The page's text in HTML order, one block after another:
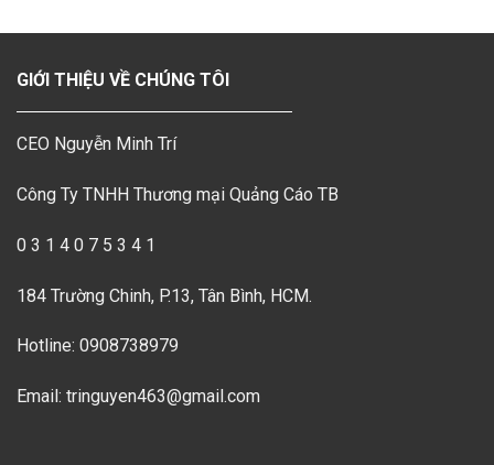
GIỚI THIỆU VỀ CHÚNG TÔI
CEO Nguyễn Minh Trí
Công Ty TNHH Thương mại Quảng Cáo TB
0 3 1 4 0 7 5 3 4 1
184 Trường Chinh, P.13, Tân Bình, HCM.
Hotline: 0908738979
Email: tringuyen463@gmail.com